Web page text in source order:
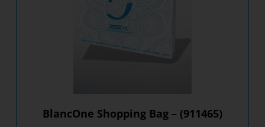
BlancOne Shopping Bag – (911465)